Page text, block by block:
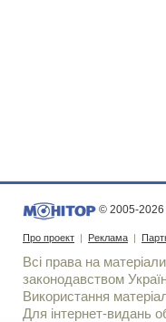
© 2005-2026
Про проект | Реклама |
Всі права на
законодавством
Використання
Для iнтернет-видань